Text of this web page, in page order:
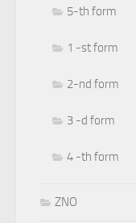
5-th form
1 -st form
2-nd form
3 -d form
4 -th form
ZNO